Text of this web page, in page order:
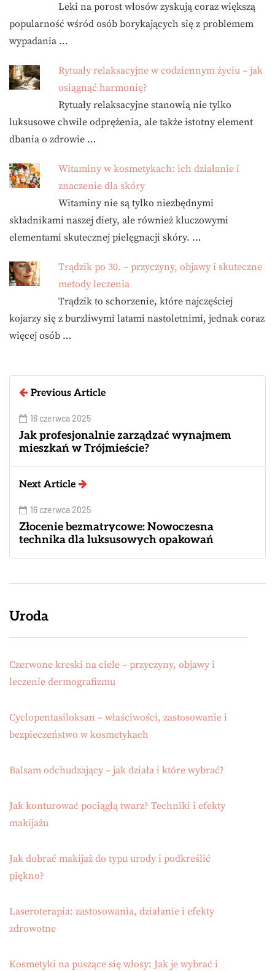
Leki na porost włosów zyskują coraz większą
popularność wśród osób borykających się z problemem
wypadania …
Rytuały relaksacyjne w codziennym życiu – jak
osiągnąć harmonię?
Rytuały relaksacyjne stanowią nie tylko
luksusowe chwile odprężenia, ale także istotny element
dbania o zdrowie …
Witaminy w kosmetykach: ich działanie i
znaczenie dla skóry
Witaminy nie są tylko niezbędnymi
składnikami naszej diety, ale również kluczowymi
elementami skutecznej pielęgnacji skóry. …
Trądzik po 30. – przyczyny, objawy i skuteczne
metody leczenia
Trądzik to schorzenie, które najczęściej
kojarzy się z burzliwymi latami nastoletnimi, jednak coraz
więcej osób …
Previous Article
16 czerwca 2025
Jak profesjonalnie zarządzać wynajmem
mieszkań w Trójmieście?
Next Article
16 czerwca 2025
Złocenie bezmatrycowe: Nowoczesna
technika dla luksusowych opakowań
Uroda
Czerwone kreski na ciele – przyczyny, objawy i
leczenie dermografizmu
Cyclopentasiloksan – właściwości, zastosowanie i
bezpieczeństwo w kosmetykach
Balsam odchudzający – jak działa i które wybrać?
Jak konturować pociągłą twarz? Techniki i efekty
makijażu
Jak dobrać makijaż do typu urody i podkreślić
piękno?
Laseroterapia: zastosowania, działanie i efekty
zdrowotne
Kosmetyki na puszące się włosy: Jak je wybrać i